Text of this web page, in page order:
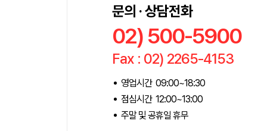
문의 · 상담전화
02) 500-5900
Fax : 02) 2265-4153
영업시간 09:00~18:30
점심시간 12:00~13:00
주말 및 공휴일 휴무